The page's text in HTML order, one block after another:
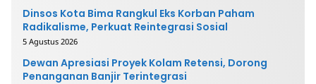
Dinsos Kota Bima Rangkul Eks Korban Paham
Radikalisme, Perkuat Reintegrasi Sosial
5 Agustus 2026
Dewan Apresiasi Proyek Kolam Retensi, Dorong
Penanganan Banjir Terintegrasi